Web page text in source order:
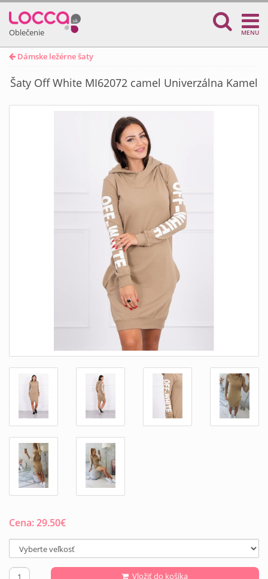
Oblečenie MENU
Dámske ležérne šaty
Šaty Off White MI62072 camel Univerzálna Kamel
Cena:29.50€
Vložiť do košíka